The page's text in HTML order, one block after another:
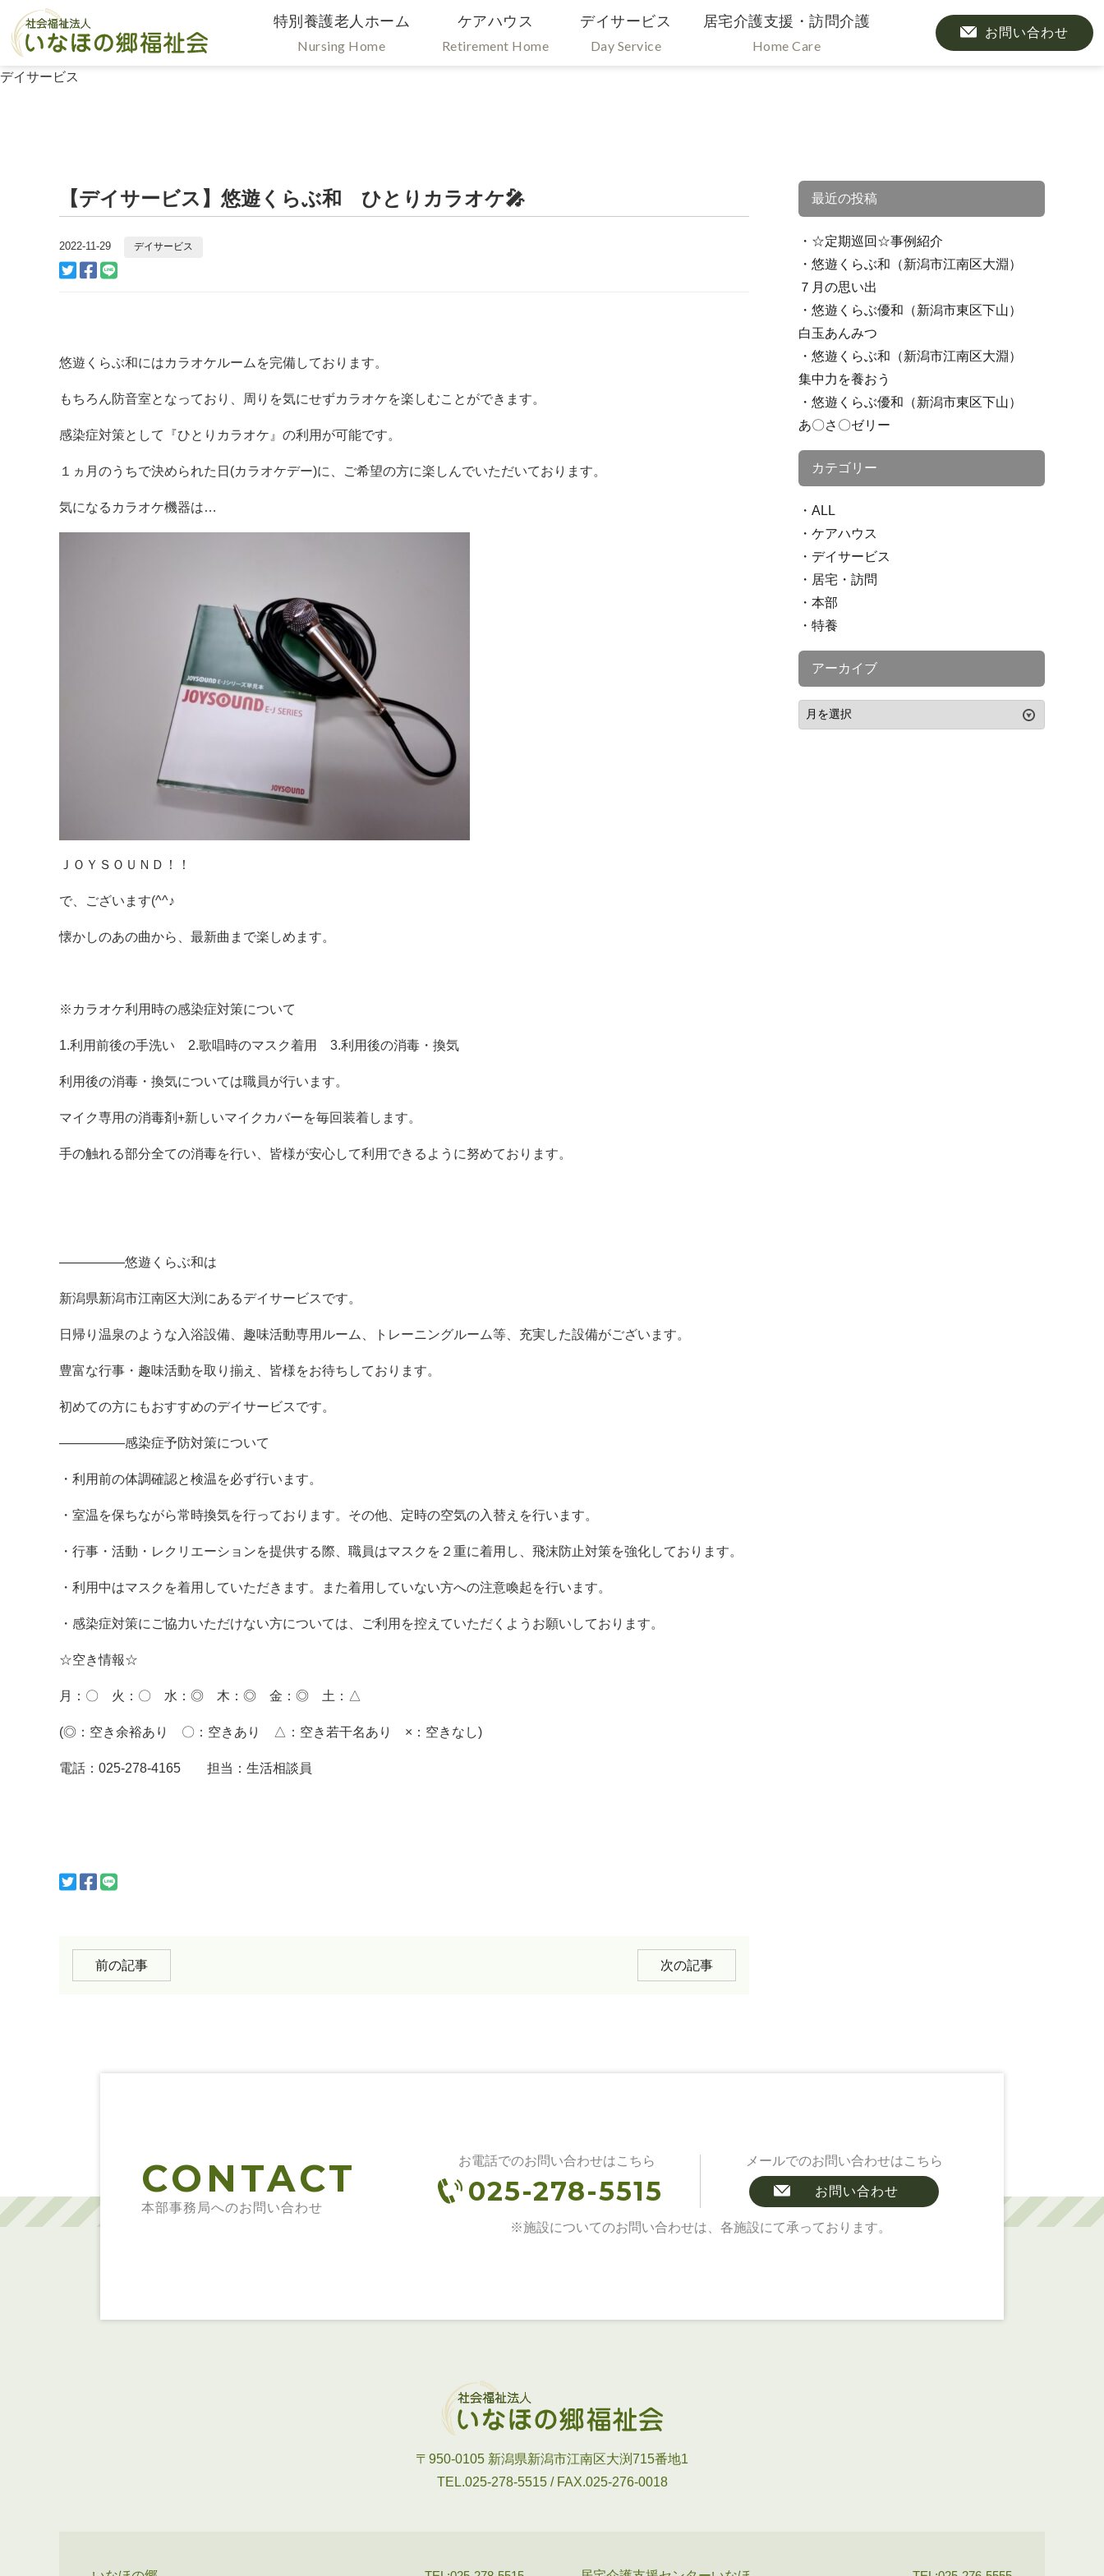
特別養護老人ホーム
Nursing Home
ケアハウス
Retirement Home
デイサービス
Day Service
居宅介護支援・訪問介護
Home Care
お問い合わせ
デイサービス
【デイサービス】悠遊くらぶ和 ひとりカラオケ🎤
2022-11-29 デイサービス
悠遊くらぶ和にはカラオケルームを完備しております。
もちろん防音室となっており、周りを気にせずカラオケを楽しむことができます。
感染症対策として『ひとりカラオケ』の利用が可能です。
１ヵ月のうちで決められた日(カラオケデー)に、ご希望の方に楽しんでいただいております。
気になるカラオケ機器は…
ＪＯＹＳＯＵＮＤ！！
で、ございます(^^♪
懐かしのあの曲から、最新曲まで楽しめます。
※カラオケ利用時の感染症対策について
1.利用前後の手洗い 2.歌唱時のマスク着用 3.利用後の消毒・換気
利用後の消毒・換気については職員が行います。
マイク専用の消毒剤+新しいマイクカバーを毎回装着します。
手の触れる部分全ての消毒を行い、皆様が安心して利用できるように努めております。
—————悠遊くらぶ和は
新潟県新潟市江南区大渕にあるデイサービスです。
日帰り温泉のような入浴設備、趣味活動専用ルーム、トレーニングルーム等、充実した設備がございます。
豊富な行事・趣味活動を取り揃え、皆様をお待ちしております。
初めての方にもおすすめのデイサービスです。
—————感染症予防対策について
・利用前の体調確認と検温を必ず行います。
・室温を保ちながら常時換気を行っております。その他、定時の空気の入替えを行います。
・行事・活動・レクリエーションを提供する際、職員はマスクを２重に着用し、飛沫防止対策を強化しております。
・利用中はマスクを着用していただきます。また着用していない方への注意喚起を行います。
・感染症対策にご協力いただけない方については、ご利用を控えていただくようお願いしております。
☆空き情報☆
月：〇 火：〇 水：◎ 木：◎ 金：◎ 土：△
(◎：空き余裕あり 〇：空きあり △：空き若干名あり ×：空きなし)
電話：025-278-4165 担当：生活相談員
前の記事 次の記事
最近の投稿
☆定期巡回☆事例紹介
悠遊くらぶ和（新潟市江南区大淵）
７月の思い出
悠遊くらぶ優和（新潟市東区下山）
白玉あんみつ
悠遊くらぶ和（新潟市江南区大淵）
集中力を養おう
悠遊くらぶ優和（新潟市東区下山）
あ〇さ〇ゼリー
カテゴリー
ALL
ケアハウス
デイサービス
居宅・訪問
本部
特養
アーカイブ
CONTACT
本部事務局へのお問い合わせ
お電話でのお問い合わせはこちら
025-278-5515
メールでのお問い合わせはこちら
お問い合わせ
※施設についてのお問い合わせは、各施設にて承っております。
〒950-0105 新潟県新潟市江南区大渕715番地1
TEL.025-278-5515 / FAX.025-276-0018